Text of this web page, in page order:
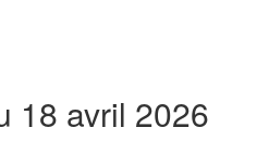
18 avril 2026